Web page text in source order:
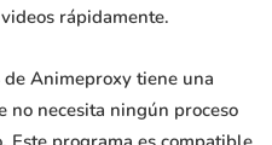
rápidamente.
Animeproxy tiene una
no necesita ningún proceso